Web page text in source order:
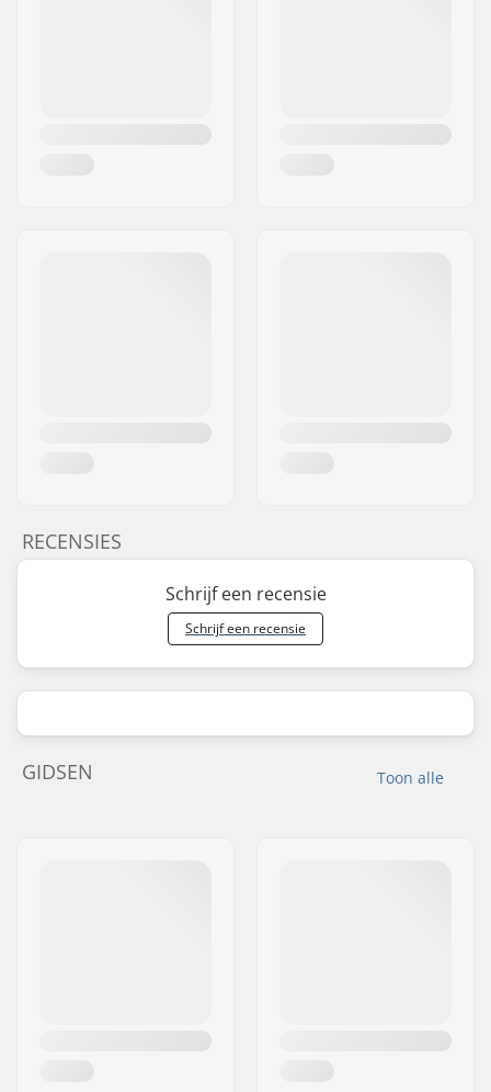
RECENSIES
Schrijf een recensie
Schrijf een recensie
Toon alle
GIDSEN